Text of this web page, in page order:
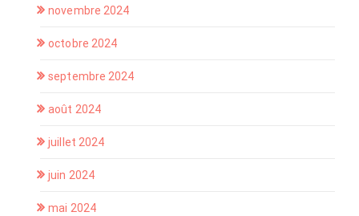
novembre 2024
octobre 2024
septembre 2024
août 2024
juillet 2024
juin 2024
mai 2024